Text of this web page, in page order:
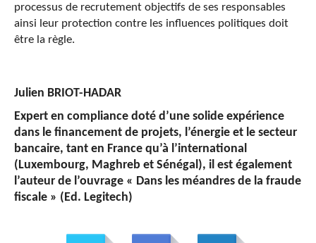
processus de recrutement objectifs de ses responsables
ainsi leur protection contre les influences politiques doit
être la règle.
Julien BRIOT-HADAR
Expert en compliance doté d’une solide expérience
dans le financement de projets, l’énergie et le secteur
bancaire, tant en France qu’à l’international
(Luxembourg, Maghreb et Sénégal), il est également
l’auteur de l’ouvrage « Dans les méandres de la fraude
fiscale » (Ed. Legitech)